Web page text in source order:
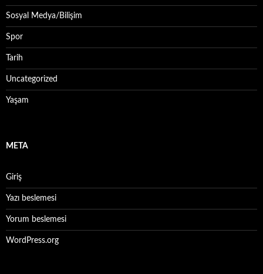
Sosyal Medya/Bilişim
Spor
Tarih
Uncategorized
Yaşam
META
Giriş
Yazı beslemesi
Yorum beslemesi
WordPress.org